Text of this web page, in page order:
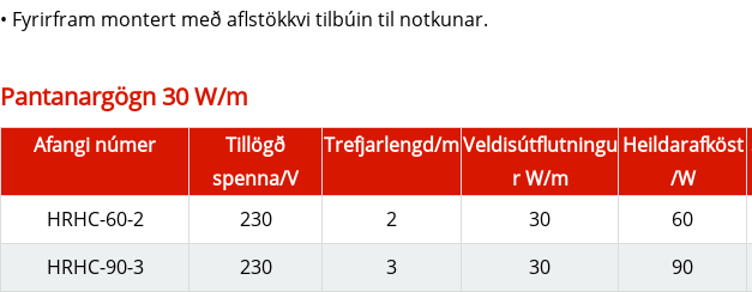
• Fyrirfram montert með aflstökkvi tilbúin til notkunar.
Pantanargögn 30 W/m
Afangi númer
Tillögð
spenna/V
Trefjarlengd/mVeldisútflutningu
r W/m
Heildarafköst
/W
HRHC-60-2 230 2 30 60
HRHC-90-3
230 3 30 90